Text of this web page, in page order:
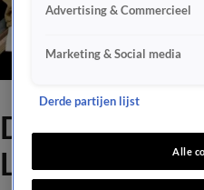
Datum B-
Live
Advertising & Commercieel
Marketing & Social media
Derde partijen lijst
Alle